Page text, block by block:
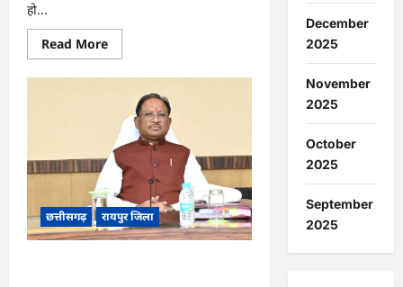
हो...
Read MoreRead
more
CG
मुक्तिधाम
पालतू
कुत्ते
के
अंतिम
संस्कार
पर
मचा
बवाल,
भड़के
मोहल्लेवासी,
छत्तीसगढ़ रायपुर जिला
December
2025
November
2025
October
2025
September
2025